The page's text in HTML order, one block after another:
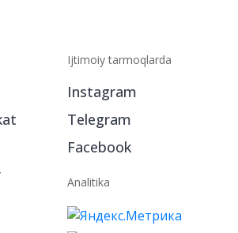
Ijtimoiy tarmoqlarda
Telegram
Facebook